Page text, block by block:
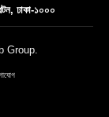
ঢাকা-১০০০
Group.